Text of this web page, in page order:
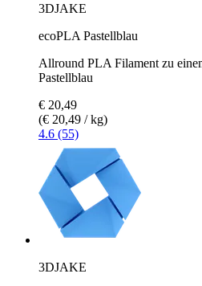
3DJAKE
ecoPLA Pastellblau
Allround PLA Filament zu
Pastellblau
€ 20,49
(€ 20,49 / kg)
4.6 (55)
3DJAKE